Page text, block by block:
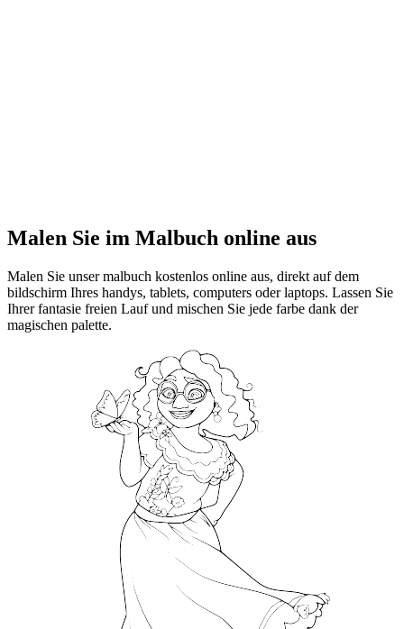
Malen Sie im Malbuch online aus
Malen Sie unser malbuch kostenlos online aus, direkt auf dem
bildschirm Ihres handys, tablets, computers oder laptops. Lassen Sie
Ihrer fantasie freien Lauf und mischen Sie jede farbe dank der
magischen palette.